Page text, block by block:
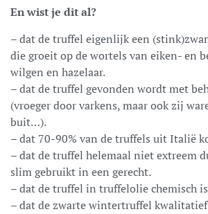
En wist je dit al?
– dat de truffel eigenlijk een
die groeit op de wortels van eiken- en
wilgen en hazelaar.
– dat de truffel gevonden wordt met
(vroeger door varkens, maar ook zij
buit…).
– dat 70-90% van de truffels uit Italië
– dat de truffel helemaal niet extreem
slim gebruikt in een gerecht.
– dat de truffel in truffelolie chemisch
– dat de zwarte wintertruffel kwalitatief